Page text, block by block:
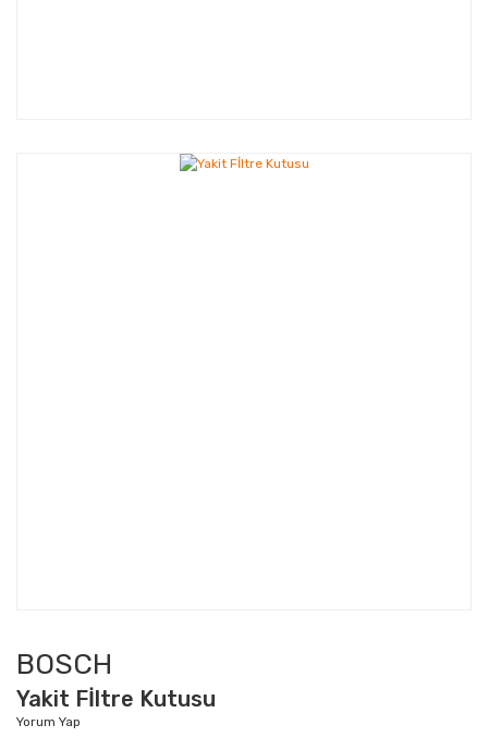
BOSCH
Yakit Fİltre Kutusu
Yorum Yap